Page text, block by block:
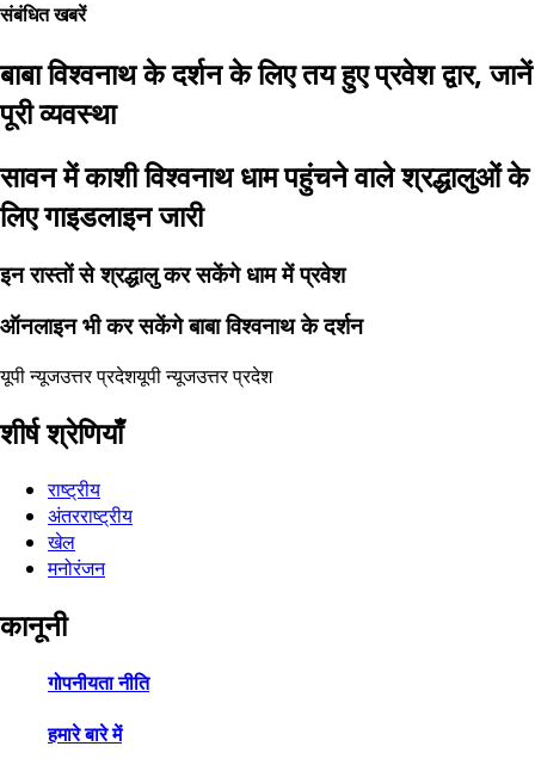
संबंधित खबरें
बाबा विश्वनाथ के दर्शन के लिए तय हुए प्रवेश द्वार, जानें
पूरी व्यवस्था
सावन में काशी विश्वनाथ धाम पहुंचने वाले श्रद्धालुओं के
लिए गाइडलाइन जारी
इन रास्तों से श्रद्धालु कर सकेंगे धाम में प्रवेश
ऑनलाइन भी कर सकेंगे बाबा विश्वनाथ के दर्शन
यूपी न्यूजउत्तर प्रदेशयूपी न्यूजउत्तर प्रदेश
शीर्ष श्रेणियाँ
राष्ट्रीय
अंतरराष्ट्रीय
खेल
मनोरंजन
कानूनी
गोपनीयता नीति
हमारे बारे में